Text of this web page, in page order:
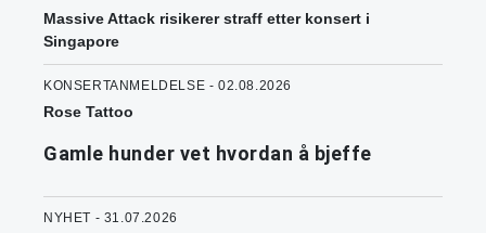
Massive Attack risikerer straff etter konsert i
Singapore
KONSERTANMELDELSE - 02.08.2026
Rose Tattoo
Gamle hunder vet hvordan å bjeffe
NYHET - 31.07.2026